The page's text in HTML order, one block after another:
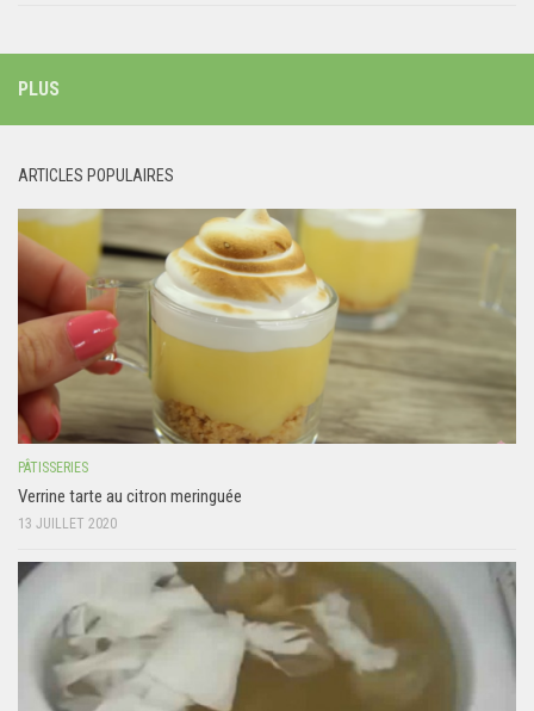
PLUS
ARTICLES POPULAIRES
PÂTISSERIES
Verrine tarte au citron meringuée
13 JUILLET 2020